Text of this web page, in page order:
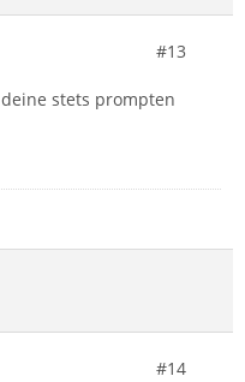
#13
stets prompten
#14